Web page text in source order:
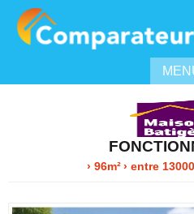
› 96m²› entre